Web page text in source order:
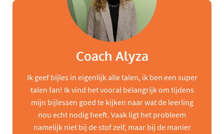
Coach Alyza
Ik geef bijles in eigenlijk alle talen, ik ben een super
talen fan! Ik vind het vooral belangrijk om tijdens
mijn bijlessen goed te kijken naar wat de leerling
nou echt nodig heeft. Vaak ligt het probleem
namelijk niet bij de stof zelf, maar bij de manier